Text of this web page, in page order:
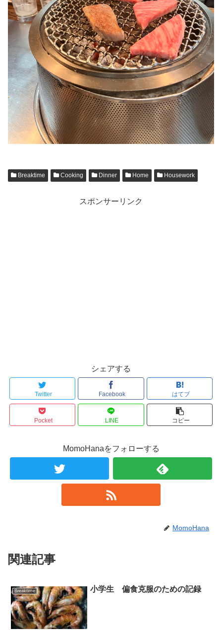
Breaktime Cooking Dinner Home Housework
スポンサーリンク
シェアする
Twitter Facebook はてブ
Pocket LINE コピー
MomoHanaをフォローする
MomoHana
関連記事
Breaktime 小学生 偏食克服のための記録